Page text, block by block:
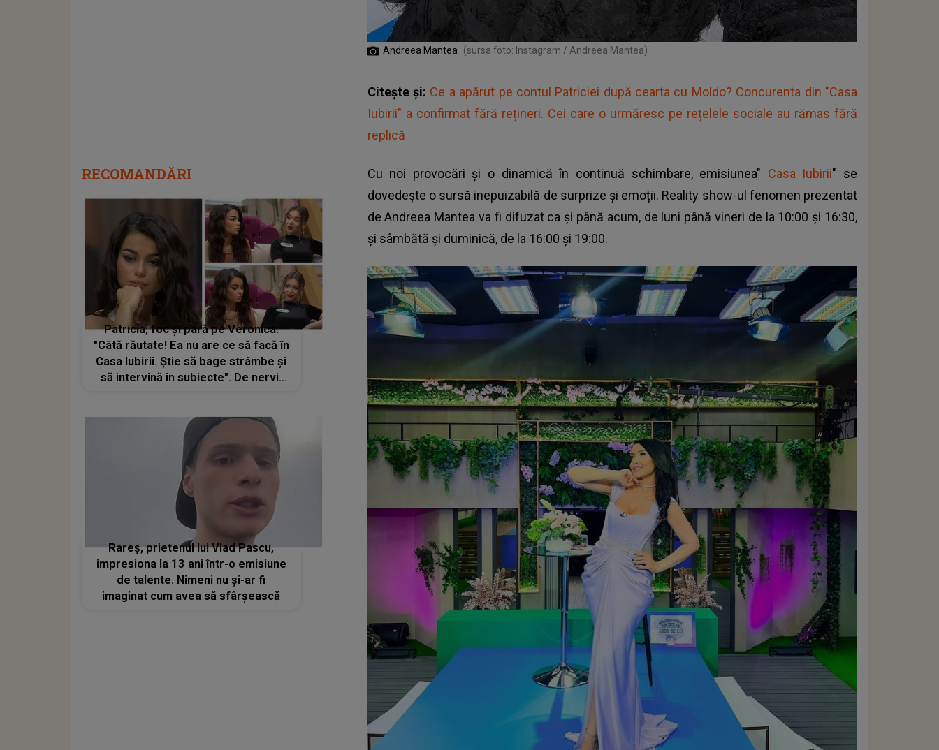
Andreea Mantea (sursa foto: Instagram / Andreea Mantea)
Citește și: Ce a apărut pe contul Patriciei după cearta cu Moldo? Concurenta din "Casa
Iubirii" a confirmat fără rețineri. Cei care o urmăresc pe rețelele sociale au rămas fără
replică
Cu noi provocări și o dinamică în continuă schimbare, emisiunea" Casa Iubirii" se
dovedește o sursă inepuizabilă de surprize și emoții. Reality show-ul fenomen prezentat
de Andreea Mantea va fi difuzat ca și până acum, de luni până vineri de la 10:00 și 16:30,
și sâmbătă și duminică, de la 16:00 și 19:00.
RECOMANDĂRI
Patricia, foc și pară pe Veronica:
"Câtă răutate! Ea nu are ce să facă în
Casa Iubirii. Știe să bage strâmbe și
să intervină în subiecte". De nervi,
Rareș, prietenul lui Vlad Pascu,
impresiona la 13 ani într-o emisiune
de talente. Nimeni nu și-ar fi
imaginat cum avea să sfârșească